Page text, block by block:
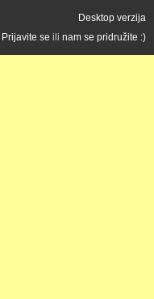
Desktop verzija
Prijavite se ili nam se pridružite :)